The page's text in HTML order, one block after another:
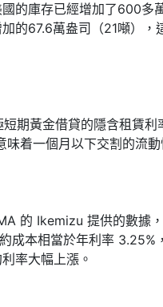
的庫存已經增加了600多
的67.6萬盎司（21噸），
期黃金借貸的隱含租賃利
味着一個月以下交割的流
的 Ikemizu 提供的數據
成本相當於年利率
率大幅上漲。